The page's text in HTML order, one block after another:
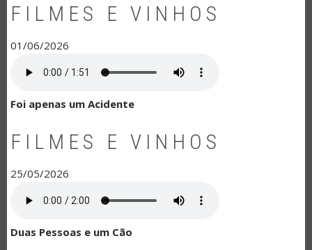
FILMES E VINHOS
01/06/2026
Foi apenas um Acidente
FILMES E VINHOS
25/05/2026
Duas Pessoas e um Cão